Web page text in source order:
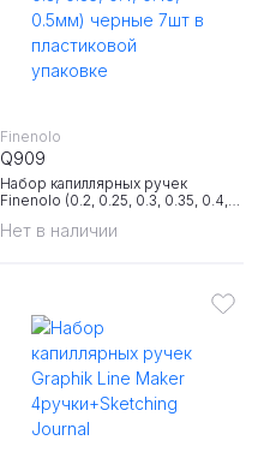
Нет в наличии
Набор капиллярных ручек
Finenolo (0.2, 0.25, 0.3, 0.35, 0.4,
пластиковой упаковке
Finenolo
Q909